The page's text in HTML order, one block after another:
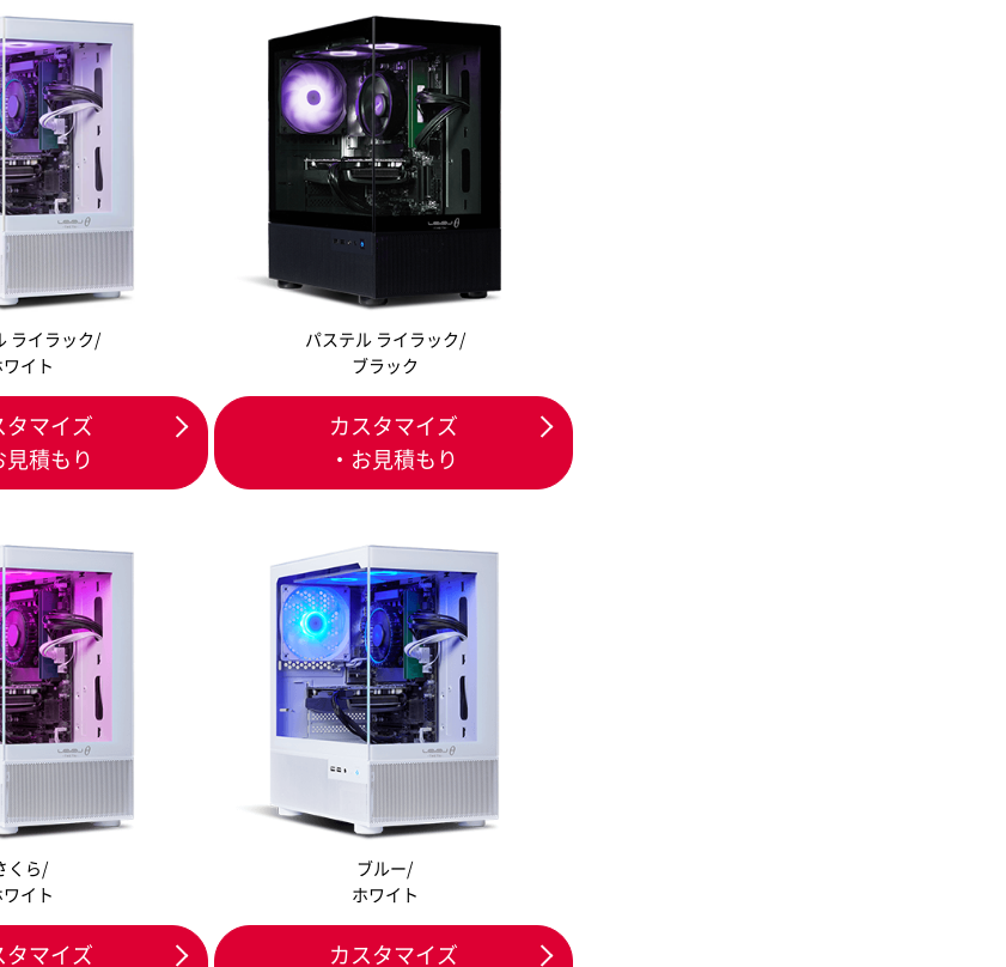
ライラック/
イト
タマイズ
見積もり
パステル ライラック/
ブラック
カスタマイズ
・お見積もり
くら/
イト
タマイズ
ブルー/
ホワイト
カスタマイズ